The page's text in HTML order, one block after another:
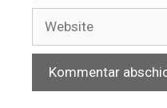
Adresse